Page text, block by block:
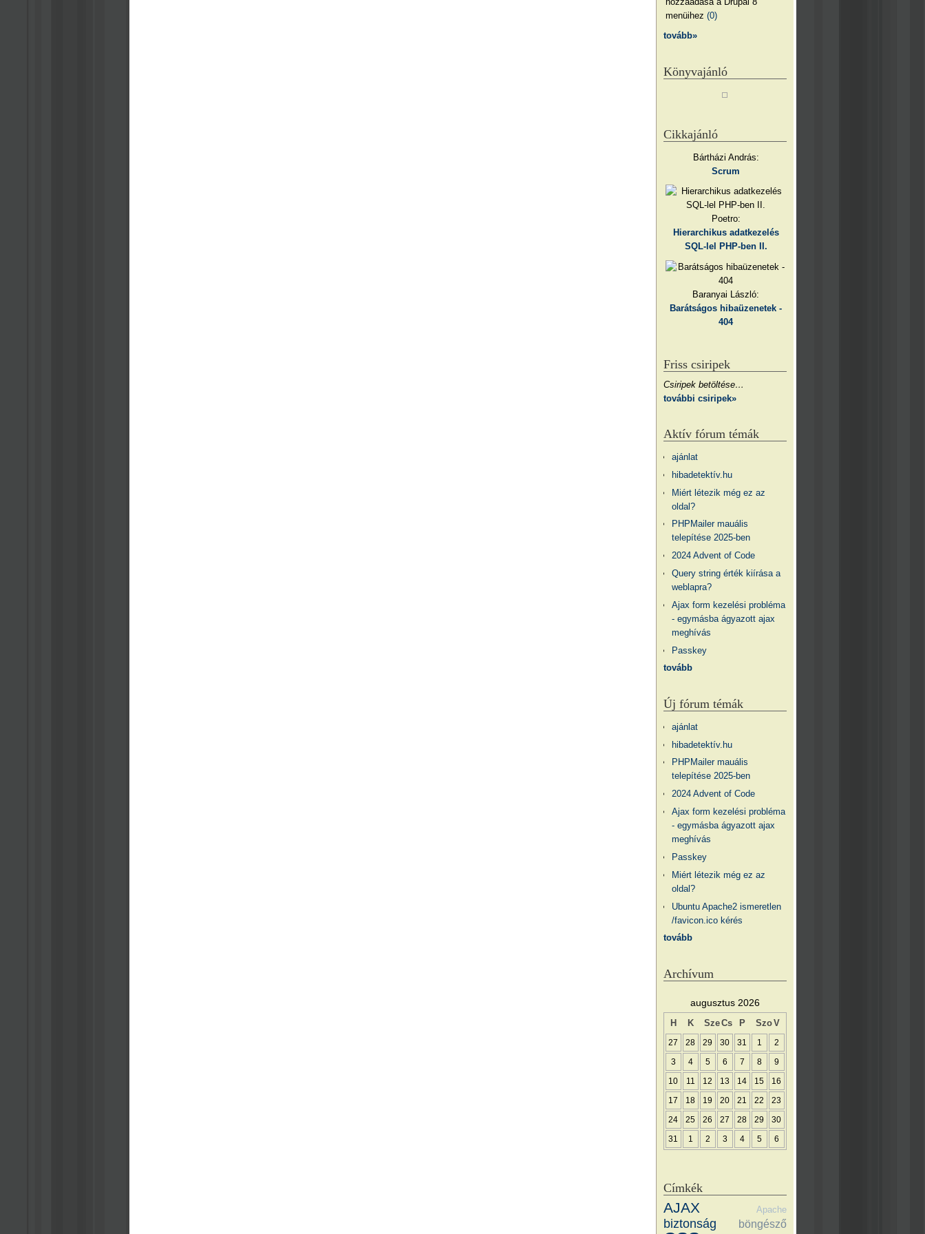
menüihez(0)
tovább»
Könyvajánló
Cikkajánló
Bártházi András:
Scrum
Poetro:
Hierarchikus adatkezelés
SQL-lel PHP-ben II.
Baranyai László:
Barátságos hibaüzenetek -
404
Friss csiripek
Csiripek betöltése…
további csiripek»
Aktív fórum témák
ajánlat
hibadetektív.hu
Miért létezik még ez az
oldal?
PHPMailer mauális
telepítése 2025-ben
2024 Advent of Code
Query string érték kiírása a
weblapra?
Ajax form kezelési probléma
- egymásba ágyazott ajax
meghívás
Passkey
tovább
Új fórum témák
ajánlat
hibadetektív.hu
PHPMailer mauális
telepítése 2025-ben
2024 Advent of Code
Ajax form kezelési probléma
- egymásba ágyazott ajax
meghívás
Passkey
Miért létezik még ez az
oldal?
Ubuntu Apache2 ismeretlen
/favicon.ico kérés
tovább
Archívum
augusztus 2026
H K SzeCs P SzoV
27 28 29 30 31 1 2
3 4 5 6 7 8 9
10 11 12 13 14 15 16
17 18 19 20 21 22 23
24 25 26 27 28 29 30
31 1 2 3 4 5 6
Címkék
AJAX Apache
biztonság böngésző